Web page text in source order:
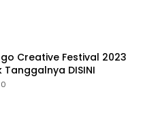
Creative Festival 2023
Tanggalnya DISINI
0